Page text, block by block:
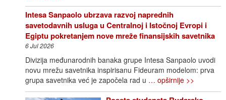
Intesa Sanpaolo ubrzava razvoj naprednih
savetodavnih usluga u Centralnoj i Istočnoj Evropi i
Egiptu pokretanjem nove mreže finansijskih savetnika
6 Jul 2026
Divizija međunarodnih banaka grupe Intesa Sanpaolo uvodi
novu mrežu savetnika inspirisanu Fideuram modelom: prva
grupa savetnika već je započela rad u … opširnije >>